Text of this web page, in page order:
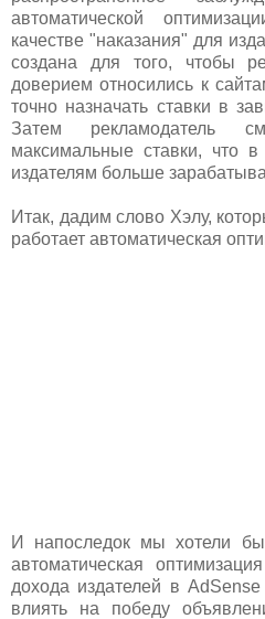
автоматической
качестве "наказания" для
создана для того, чтобы
доверием относились к
точно назначать ставки в
Затем рекламодатель
максимальные ставки, что в
издателям больше
Итак, дадим слово Хэлу,
работает автоматическая
И напоследок мы хотели бы
автоматическая
дохода издателей в
влиять на победу